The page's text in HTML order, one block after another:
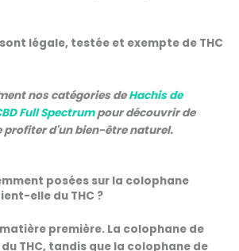
légale, testée et exempte de THC
nos catégories deHachis de
Full Spectrumpour découvrir de
profiter d'un bien-être naturel.
posées sur la colophane
elle du THC ?
première. La colophane de
THC, tandis que la colophane de